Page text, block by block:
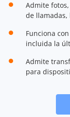
Admite
de llamadas,
Funciona
incluida la
Admite
para